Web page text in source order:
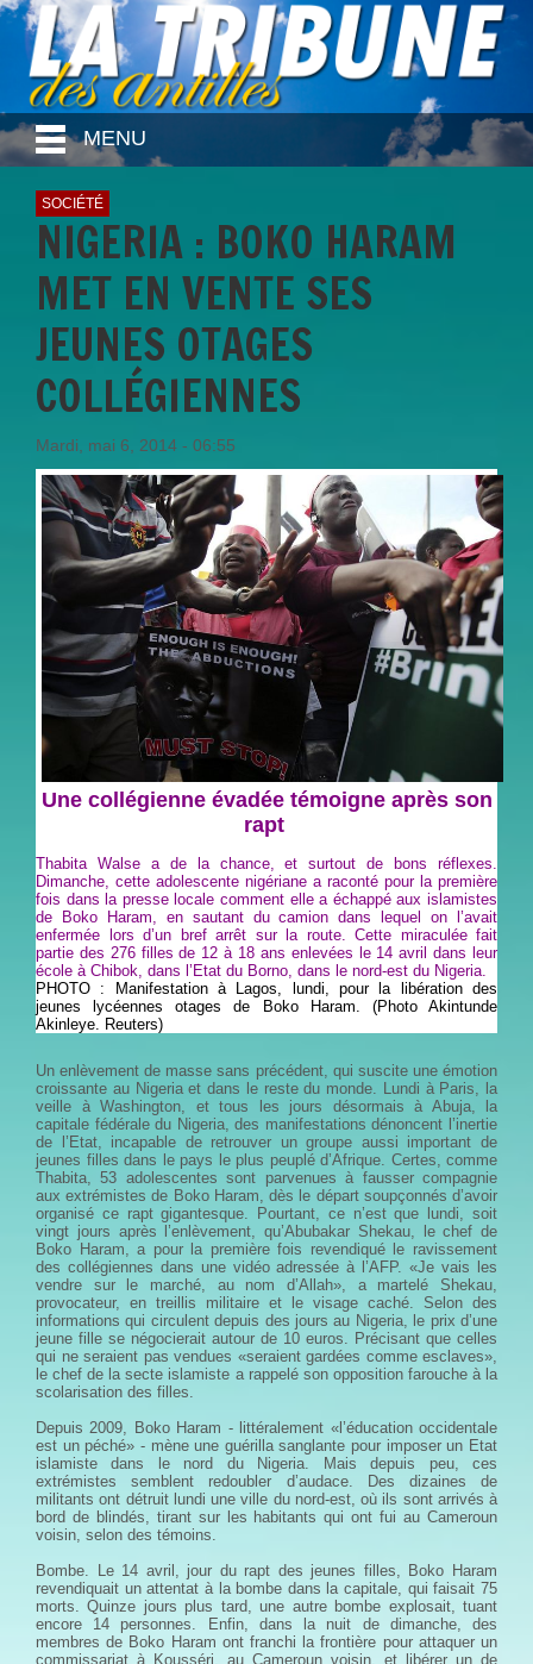
MENU
SOCIÉTÉ
NIGERIA : BOKO HARAM
MET EN VENTE SES
JEUNES OTAGES
COLLÉGIENNES
Mardi, mai 6, 2014 - 06:55
Une collégienne évadée témoigne après son
rapt
Thabita Walse a de la chance, et surtout de bons réflexes.
Dimanche, cette adolescente nigériane a raconté pour la première
fois dans la presse locale comment elle a échappé aux islamistes
de Boko Haram, en sautant du camion dans lequel on l’avait
enfermée lors d’un bref arrêt sur la route. Cette miraculée fait
partie des 276 filles de 12 à 18 ans enlevées le 14 avril dans leur
école à Chibok, dans l’Etat du Borno, dans le nord-est du Nigeria.
PHOTO :
Manifestation à Lagos, lundi, pour la libération des
jeunes lycéennes otages de Boko Haram. (Photo Akintunde
Akinleye. Reuters)
Un enlèvement de masse sans précédent, qui suscite une émotion
croissante au Nigeria et dans le reste du monde. Lundi à Paris, la
veille à Washington, et tous les jours désormais à Abuja, la
capitale fédérale du Nigeria, des manifestations dénoncent l’inertie
de l’Etat, incapable de retrouver un groupe aussi important de
jeunes filles dans le pays le plus peuplé d’Afrique. Certes, comme
Thabita, 53 adolescentes sont parvenues à fausser compagnie
aux extrémistes de Boko Haram, dès le départ soupçonnés d’avoir
organisé ce rapt gigantesque. Pourtant, ce n’est que lundi, soit
vingt jours après l’enlèvement, qu’Abubakar Shekau, le chef de
Boko Haram, a pour la première fois revendiqué le ravissement
des collégiennes dans une vidéo adressée à l’AFP. «Je vais les
vendre sur le marché, au nom d’Allah», a martelé Shekau,
provocateur, en treillis militaire et le visage caché. Selon des
informations qui circulent depuis des jours au Nigeria, le prix d’une
jeune fille se négocierait autour de 10 euros. Précisant que celles
qui ne seraient pas vendues «seraient gardées comme esclaves»,
le chef de la secte islamiste a rappelé son opposition farouche à la
scolarisation des filles.
Depuis 2009, Boko Haram - littéralement «l’éducation occidentale
est un péché» - mène une guérilla sanglante pour imposer un Etat
islamiste dans le nord du Nigeria. Mais depuis peu, ces
extrémistes semblent redoubler d’audace. Des dizaines de
militants ont détruit lundi une ville du nord-est, où ils sont arrivés à
bord de blindés, tirant sur les habitants qui ont fui au Cameroun
voisin, selon des témoins.
Bombe. Le 14 avril, jour du rapt des jeunes filles, Boko Haram
revendiquait un attentat à la bombe dans la capitale, qui faisait 75
morts. Quinze jours plus tard, une autre bombe explosait, tuant
encore 14 personnes. Enfin, dans la nuit de dimanche, des
membres de Boko Haram ont franchi la frontière pour attaquer un
commissariat à Kousséri, au Cameroun voisin, et libérer un de